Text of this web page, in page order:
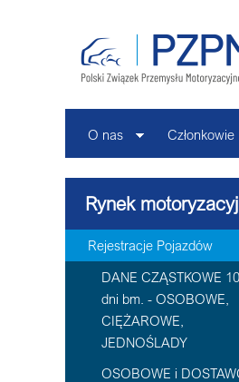
O nas Członkowie
Rynek
Rejestracje Pojazdów
DANE CZĄSTKOWE
dni bm. - OSOBOWE,
CIĘŻAROWE,
JEDNOŚLADY
OSOBOWE i